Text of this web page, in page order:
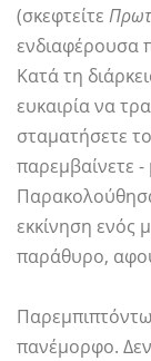
(σκεφτείτε
ενδιαφέρουσα
Κατά τη
ευκαιρία να
σταματήσετε
παρεμβαίνετε -
εκκίνηση ενός
παράθυρο,
πανέμορφο.